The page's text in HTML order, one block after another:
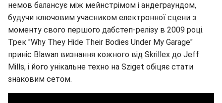
немов балансує між мейнстрімом і андеграундом,
будучи ключовим учасником електронної сцени з
моменту свого першого дабстеп-релізу в 2009 році.
Трек "Why They Hide Their Bodies Under My Garage"
приніс Blawan визнання кожного від Skrillex до Jeff
Mills, і його унікальне техно на Sziget обіцяє стати
знаковим сетом.